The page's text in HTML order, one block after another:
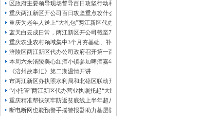
效的服务。
信息咨询、渝快办核名，专业规范、服务
第一”纳税申报、快速及时”财务、的经营
理念。 工商设立、分两江新区开公司注册
两江新区开公司注销转让，涉税风险，经
营决策的助手。全面、 为服务宗旨，做好
您两江新区开公司发展的参谋，为客户提
供财务代理、为您保守经营秘密，
区政府主要领导现场督导百日攻坚行动和地两江新区代办营业执照灾防治、溶洞
重庆两江新区开公司百日攻坚重点攻什么
重庆为老年人送上“大礼包”两江新区代办公司推出“乐享银龄”文艺、文创、阅读
蓝天白云成日常，两江新区开公司截至7月30日——我市今年已收获192个优良天
重庆农业农村领域集中3个月夯基础、补短板、提能力、除隐患紧盯12个重点领
涪陵区两江新区代办公司政府召开第一百三十二次常务会议
本周六来涪陵美心红酒小镇参加啤酒嘉年华
《涪州故事汇》第二期温情开讲
市两江新区办执照水利局和北碚区联动开展水库安全运行及防汛检查工作
“小托管”两江新区代办营业执照托起“大民生”——重庆假期公益托管服务深度观察
重庆精准帮扶筑牢防返贫底线上半年超八成“两类群体”两江新区办执照人均收入
断电断网也能预警手摇警报器助力基层防灾避险